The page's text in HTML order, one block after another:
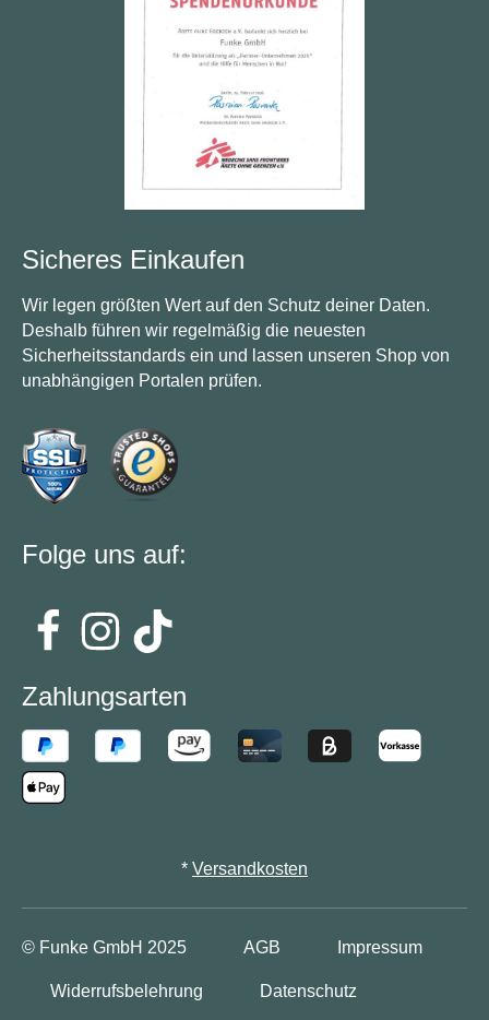
Sicheres Einkaufen
Wir legen größten Wert auf den Schutz deiner Daten.
Deshalb führen wir regelmäßig die neuesten
Sicherheitsstandards ein und lassen unseren Shop von
unabhängigen Portalen prüfen.
Folge uns auf:
Zahlungsarten
* Versandkosten
© Funke GmbH 2025 AGB Impressum
Widerrufsbelehrung Datenschutz